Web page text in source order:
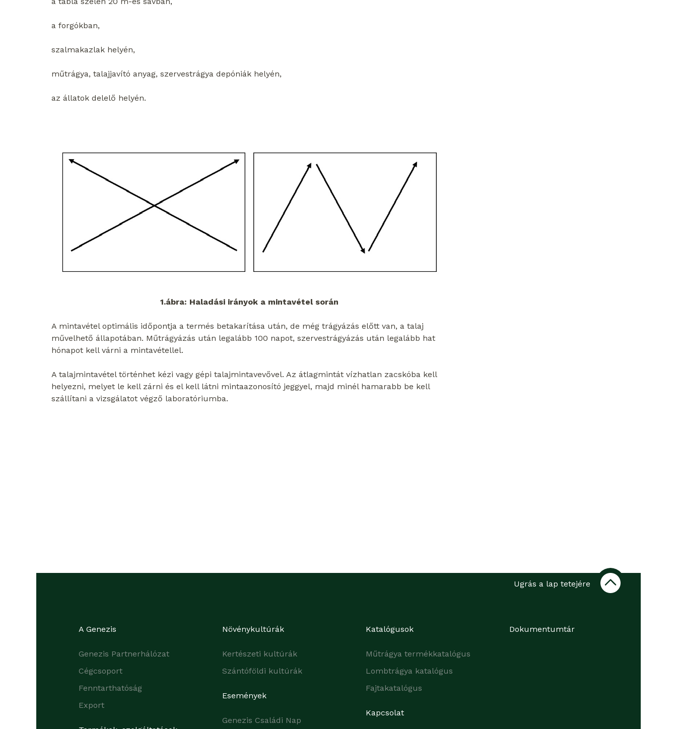
a forgókban,
szalmakazlak helyén,
műtrágya, talajjavító anyag, szervestrágya depóniák helyén,
az állatok delelő helyén.
1.ábra: Haladási irányok a mintavétel során
A mintavétel optimális időpontja a termés betakarítása után, de még trágyázás előtt van, a talaj
művelhető állapotában. Műtrágyázás után legalább 100 napot, szervestrágyázás után legalább hat
hónapot kell várni a mintavétellel.
A talajmintavétel történhet kézi vagy gépi talajmintavevővel. Az átlagmintát vízhatlan zacskóba kell
helyezni, melyet le kell zárni és el kell látni mintaazonosító jeggyel, majd minél hamarabb be kell
szállítani a vizsgálatot végző laboratóriumba.
Ugrás a lap tetejére
A Genezis
Genezis Partnerhálózat
Cégcsoport
Fenntarthatóság
Export
Növénykultúrák
Kertészeti kultúrák
Szántóföldi kultúrák
Események
Genezis Családi Nap
Katalógusok
Műtrágya termékkatalógus
Lombtrágya katalógus
Fajtakatalógus
Kapcsolat
Dokumentumtár